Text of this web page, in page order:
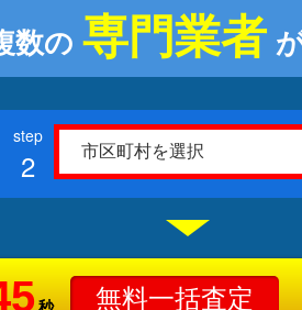
数の 専門業者
2
無料一括査定